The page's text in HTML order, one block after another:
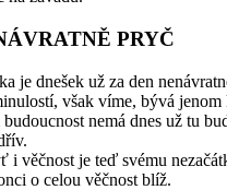
PRYČ
je dnešek už za den
však víme, bývá jenom
nemá dnes už tu
i věčnost je teď svému
o celou věčnost blíž.